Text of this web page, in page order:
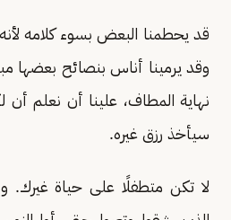
قد يحطمنا البعض بسوء كلامه
وقد يرمينا أناس بنصائح بعضها
نهاية المطاف، علينا أن نعلم أن
سيأخذ رزق غيره.
لا تكن متطفلًا على حياة